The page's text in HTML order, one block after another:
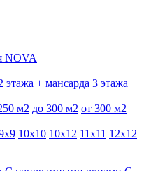
NOVA
этажа + мансарда 3 этажа
м2 до 300 м2 от 300 м2
10х10 10х12 11х11 12х12